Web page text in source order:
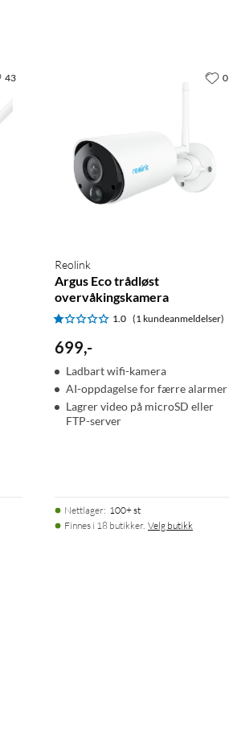
43
Reolink
Argus Eco trådløst
overvåkingskamera
1.0 (1 kundeanmeldelser)
699,-
Ladbart wifi-kamera
AI-oppdagelse for færre alarmer
Lagrer video på microSD eller
FTP-server
Nettlager: 100+ st
Finnes i 18 butikker. Velg butikk
0